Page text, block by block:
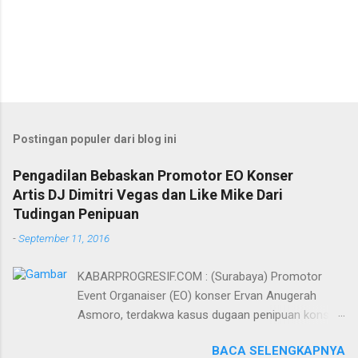
Postingan populer dari blog ini
Pengadilan Bebaskan Promotor EO Konser
Artis DJ Dimitri Vegas dan Like Mike Dari
Tudingan Penipuan
-September 11, 2016
KABARPROGRESIF.COM : (Surabaya) Promotor
Event Organaiser (EO) konser Ervan Anugerah
Asmoro, terdakwa kasus dugaan penipuan konser
dari tuntutan 1,5 tahun penjara yang diajukan Jaksa
BACA SELENGKAPNYA